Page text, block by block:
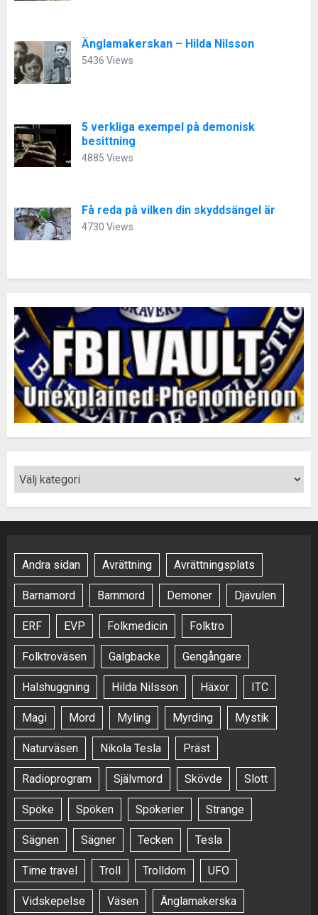
Änglamakerskan – Hilda Nilsson
5436 Views
5 verkliga exempel på demonisk
besittning
4885 Views
Få reda på vilken din skyddsängel är
4730 Views
Andra sidan Avrättning Avrättningsplats
Barnamord Barnmord Demoner Djävulen
ERF EVP Folkmedicin Folktro
Folktroväsen Galgbacke Gengångare
Halshuggning Hilda Nilsson Häxor ITC
Magi Mord Myling Myrding Mystik
Naturväsen Nikola Tesla Präst
Radioprogram Självmord Skövde Slott
Spöke Spöken Spökerier Strange
Sägnen Sägner Tecken Tesla
Time travel Troll Trolldom UFO
Vidskepelse Väsen Änglamakerska